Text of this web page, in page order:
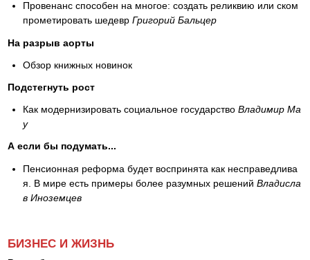
Провенанс способен на многое: создать реликвию или ском
прометировать шедеврГригорий Бальцер
На разрыв аорты
Обзор книжных новинок
Подстегнуть рост
Как модернизировать социальное государствоВладимир Ma
y
А если бы подумать...
Пенсионная реформа будет воспринята как несправедлива
я. В мире есть примеры более разумных решенийВладисла
в Иноземцев
БИЗНЕС И ЖИЗНЬ